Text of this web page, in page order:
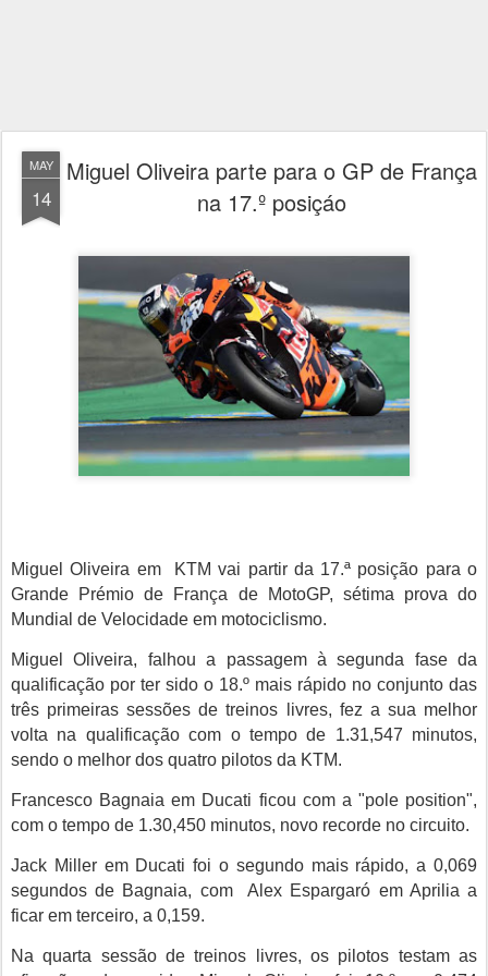
MAY
14
Miguel Oliveira parte para o GP de França
na 17.º posiçáo
Miguel Oliveira em KTM vai partir da 17.ª posição para o
Grande Prémio de França de MotoGP, sétima prova do
Mundial de Velocidade em motociclismo.
Miguel Oliveira, falhou a passagem à segunda fase da
qualificação por ter sido o 18.º mais rápido no conjunto das
três primeiras sessões de treinos livres, fez a sua melhor
volta na qualificação com o tempo de 1.31,547 minutos,
sendo o melhor dos quatro pilotos da KTM.
Francesco Bagnaia em Ducati ficou com a "pole position",
com o tempo de 1.30,450 minutos, novo recorde no circuito.
Jack Miller em Ducati foi o segundo mais rápido, a 0,069
segundos de Bagnaia, com Alex Espargaró em Aprilia a
ficar em terceiro, a 0,159.
Na quarta sessão de treinos livres, os pilotos testam as